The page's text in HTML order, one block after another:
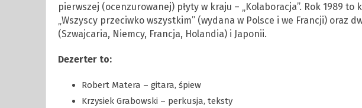
pierwszej (ocenzurowanej) płyty w kraju – „Kolaboracja”. Rok 1989 to
„Wszyscy przeciwko wszystkim” (wydana w Polsce i we Francji) oraz
(Szwajcaria, Niemcy, Francja, Holandia) i Japonii.
Dezerter to:
Robert Matera – gitara, śpiew
Krzysiek Grabowski – perkusja, teksty